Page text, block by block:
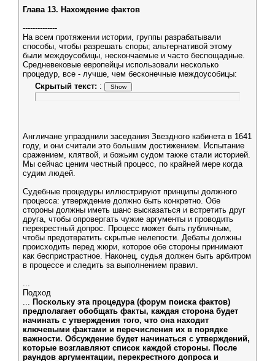
Глава 13. Нахождение фактов
--------------
На всем протяжении истории, группы разрабатывали
способы, чтобы разрешать споры; альтернативой этому
были междоусобицы, нескончаемые и часто беспощадные.
Средневековые европейцы использовали несколько
процедур, все - лучше, чем бесконечные междоусобицы:
Скрытый текст: :
Англичане упразднили заседания Звездного кабинета в 1641
году, и они считали это большим достижением. Испытание
сражением, клятвой, и божьим судом также стали историей.
Мы сейчас ценим честный процесс, по крайней мере когда
судим людей.
Судебные процедуры иллюстрируют принципы должного
процесса: утверждение должно быть конкретно. Обе
стороны должны иметь шанс высказаться и встретить друг
друга, чтобы опровергать чужие аргументы и проводить
перекрестный допрос. Процесс может быть публичным,
чтобы предотвратить скрытые нелепости. Дебаты должны
происходить перед жюри, которое обе стороны принимают
как беспристрастное. Наконец, судья должен быть арбитром
в процессе и следить за выполнением правил.
...
Подход
... Поскольку эта процедура (форум поиска фактов)
предполагает обобщать факты, каждая сторона будет
начинать с утверждения того, что она находит
ключевыми фактами и перечисления их в порядке
важности. Обсуждение будет начинаться с утверждений,
которые возглавляют список каждой стороны. После
раундов аргументации, перекрестного допроса и